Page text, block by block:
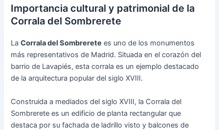
Importancia cultural y patrimonial de la
Corrala del Sombrerete
LaCorrala del Sombrerete es uno de los monumentos
más representativos de Madrid. Situada en el corazón del
barrio de Lavapiés, esta corrala es un ejemplo destacado
de la arquitectura popular del siglo XVIII.
Construida a mediados del siglo XVIII, la Corrala del
Sombrerete es un edificio de planta rectangular que
destaca por su fachada de ladrillo visto y balcones de